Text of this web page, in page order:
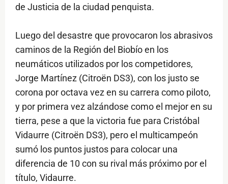
de Justicia de la ciudad penquista.
Luego del desastre que provocaron los abrasivos
caminos de la Región del Biobío en los
neumáticos utilizados por los competidores,
Jorge Martínez (Citroën DS3), con los justo se
corona por octava vez en su carrera como piloto,
y por primera vez alzándose como el mejor en su
tierra, pese a que la victoria fue para Cristóbal
Vidaurre (Citroën DS3), pero el multicampeón
sumó los puntos justos para colocar una
diferencia de 10 con su rival más próximo por el
título, Vidaurre.